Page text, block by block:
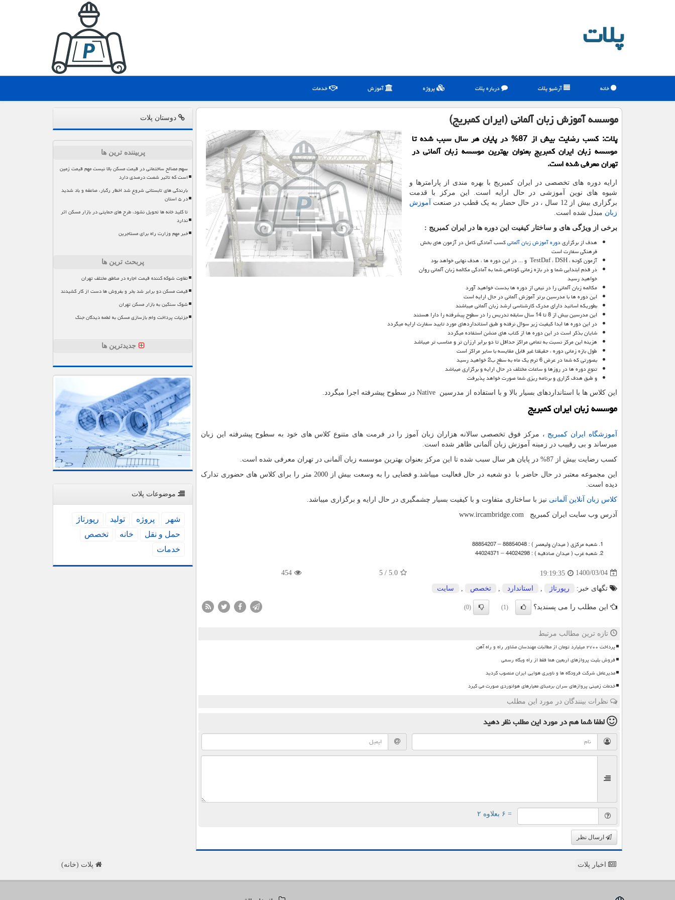
پلات
خانه آرشیو پلات درباره پلات پروژه آموزش خدمات
موسسه آموزش زبان آلمانی (ایران كمبریج)
پلات: كسب رضایت بیش از 87% در پایان هر سال سبب شده تا
موسسه زبان ایران كمبریج بعنوان بهترین موسسه زبان آلمانی در
تهران معرفی شده است.
ارایه دوره های تخصصی در ایران کمبریج با بهره مندی از پارامترها و
شیوه های نوین آموزشی در حال ارایه است. این مرکز با قدمت
برگزاری بیش از 12 سال ، در حال حضار به یک قطب در صنعت
آموزش
زبان مبدل شده است.
برخی از ویژگی های و ساختار کیفیت این دوره ها در ایران کمبریج :
هدف از برگزاریدوره آموزش زبان آلمانیکسب آمادگی کامل در آزمون های بخش
فرهنگی سفارت است
آزمون گوته ،DSH،TestDaf و ... در این دوره ها ، هدف نهایی خواهد بود
در قدم ابتدایی شما و در بازه زمانی کوتاهی شما به آمادگی مکالمه زبان آلمانی روان
خواهید رسید
مکالمه زبان آلمانی را در نیمی از دوره ها بدست خواهید آورد
این دوره ها با مدرسین برتر آموزش آلمانی در حال ارایه است
بطوریکه اساتید دارای مدرک کارشناسی ارشد زبان آلمانی میباشند
این مدرسین بیش از 8 تا 14 سال سابقه تدریس را در سطوح پیشرفته را دارا هستند
در این دوره ها ابدا کیفیت زیر سوال نرفته و طبق استانداردهای مورد تایید سفارت ارایه میگردد
شایان بذکر است در این دوره ها از کتاب های منشن استفاده میگردد
هزینه این مرکز نسبت به تمامی مراکز حداقل تا دو برابر ارزان تر و مناسب تر میباشد
طول بازه زمانی دوره ، حقیقتا غیر قابل مقایسه با سایر مراکز است
بصورتی که شما در عرض 6 ترم یک ماه به سطح ب2 خواهید رسید
تنوع دوره ها در روزها و ساعات مختلف در حال ارایه و برگزاری میباشد
و طبق هدف گزاری و برنامه ریزی شما صورت خواهد پذیرفت
این کلاس ها با استانداردهای بسیار بالا و با استفاده از مدرسین Native در سطوح پیشرفته اجرا میگردد.
موسسه زبان ایران کمبریج
آموزشگاه ایران کمبریج ، مرکز فوق تخصصی سالانه هزاران زبان آموز را در فرمت های متنوع کلاس های خود به سطوح پیشرفته این زبان
میرساند و بی رقییب در زمینه آموزش زبان آلمانی ظاهر شده است.
کسب رضایت بیش از 87% در پایان هر سال سبب شده تا این مرکز بعنوان بهترین موسسه زبان آلمانی در تهران معرفی شده است.
این مجموعه معتبر در حال حاضر با دو شعبه در حال فعالیت میباشد.و فضایی را به وسعت بیش از 2000 متر را برای کلاس های حضوری تدارک
دیده است.
کلاس زبان آنلاین آلمانی نیز با ساختاری متفاوت و با کیفیت بسیار چشمگیری در حال ارایه و برگزاری میباشد.
آدرس وب سایت ایران کمبریج www.ircambridge.com
شعبه مرکزی ( میدان ولیعصر ) : 88854048 – 88854207
شعبه غرب ( میدان صادقیه ) : 44024298 – 44024371
1400/03/04
19:19:35
5.0
/
5
454
تگهای خبر: رپورتاژ استاندارد تخصص سایت
این مطلب را می پسندید؟ (1)
(0)
تازه ترین مطالب مرتبط
پرداخت ۲۷۰۰ میلیارد تومان از مطالبات مهندسان مشاور راه و راه آهن
فروش بلیت پروازهای اربعین هما فقط از راه وبگاه رسمی
مدیرعامل شرکت فرودگاه ها و ناوبری هوایی ایران منصوب گردید
خدمات زمینی پروازهای سران برمبنای معیارهای هوانوردی صورت می گیرد
نظرات بینندگان در مورد این مطلب
لطفا شما همدر مورد این مطلبنظر دهید
= ۶ بعلاوه ۲
ارسال نظر
دوستان پلات
پربیننده ترین ها
سهم مصالح ساختمانی در قیمت مسکن بالا نیست مهم قیمت زمین
است که تاثیر شصت درصدی دارد
بارندگی های تابستانی شروع شد اخطار رگبار، صاعقه و باد شدید
در ۵ استان
تا کلید خانه ها تحویل نشود، طرح های حمایتی در بازار مسکن اثر
ندارد
خبر مهم وزارت راه برای مستاجرین
پربحث ترین ها
تفاوت شوکه کننده قیمت اجاره در مناطق مختلف تهران
قیمت مسکن دو برابر شد بخر و بفروش ها دست از کار کشیدند
شوک سنگین به بازار مسکن تهران
جزئیات پرداخت وام بازسازی مسکن به لطمه دیدگان جنگ
جدیدترین ها
موضوعات پلات
شهر پروژه تولید
رپورتاژ
حمل و نقل
خانه
تخصص
خدمات
اخبار پلات پلات (خانه)